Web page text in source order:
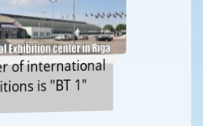
of international
is "BT 1"